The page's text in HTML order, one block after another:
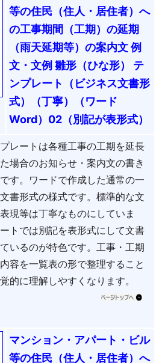
等の住民（住人・居住者）へ
の工事期間（工期）の延期
（雨天延期等）の案内文 例
文・文例 雛形（ひな形） テ
ンプレート（ビジネス文書形
式）（丁寧）（ワード
Word）02（別記が表形式）
プレートは各種工事の工期を延長
場合のお知らせ・案内文の書き
す。ワードで作成した通常の一
書形式の様式です。標準的な文
現等は丁寧なものにしていま
トでは別記を表形式にして文書
いるのが特色です。工事・工期
容を一覧表の形で整理すること
的に理解しやすくなります。
マンション・アパート・ビル
等の住民（住人・居住者）へ